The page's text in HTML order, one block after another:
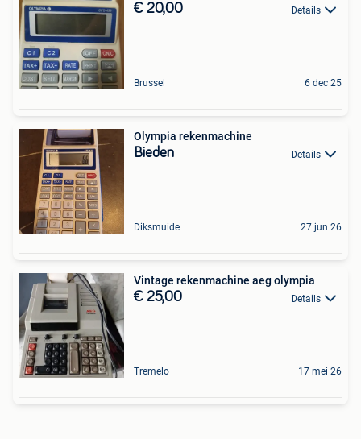
€ 20,00 Details
Brussel 6 dec 25
Olympia rekenmachine
Bieden Details
Diksmuide 27 jun 26
Vintage rekenmachine aeg olympia
€ 25,00 Details
Tremelo 17 mei 26